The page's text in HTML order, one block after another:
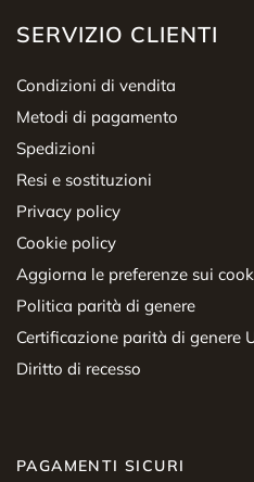
SERVIZIO CLIENTI
Condizioni di vendita
Metodi di pagamento
Spedizioni
Resi e sostituzioni
Privacy policy
Cookie policy
Aggiorna le preferenze sui
Politica parità di genere
Certificazione parità di genere
Diritto di recesso
PAGAMENTI SICURI